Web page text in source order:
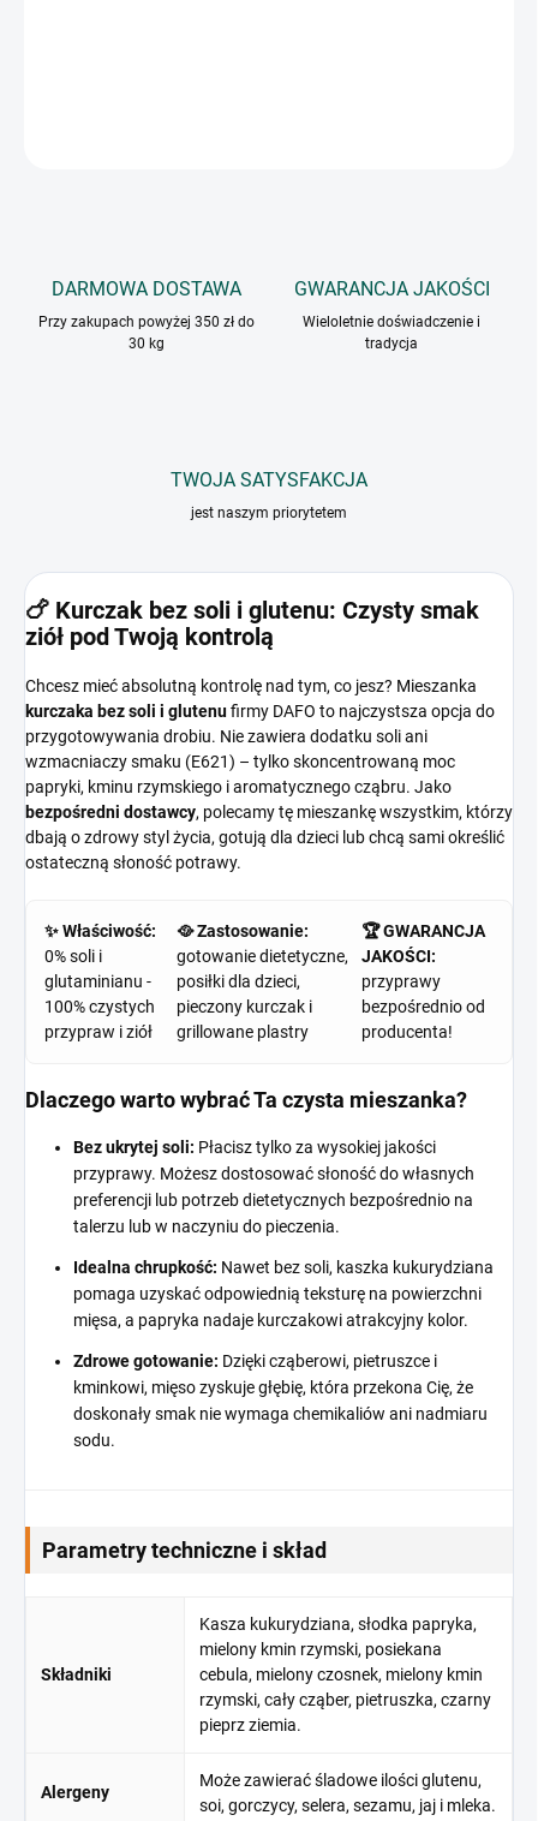
DARMOWA DOSTAWA
Przy zakupach powyżej 350 zł do
30 kg
GWARANCJA JAKOŚCI
Wieloletnie doświadczenie i
tradycja
TWOJA SATYSFAKCJA
jest naszym priorytetem
🍗 Kurczak bez soli i glutenu: Czysty smak
ziół pod Twoją kontrolą
Chcesz mieć absolutną kontrolę nad tym, co jesz? Mieszanka
kurczaka bez soli i glutenufirmy DAFO to najczystsza opcja do
przygotowywania drobiu. Nie zawiera dodatku soli ani
wzmacniaczy smaku (E621) – tylko skoncentrowaną moc
papryki, kminu rzymskiego i aromatycznego cząbru. Jako
bezpośredni dostawcy, polecamy tę mieszankę wszystkim, którzy
dbają o zdrowy styl życia, gotują dla dzieci lub chcą sami określić
ostateczną słoność potrawy.
✨ Właściwość:
0% soli i
glutaminianu -
100% czystych
przypraw i ziół
🥘 Zastosowanie:
gotowanie dietetyczne,
posiłki dla dzieci,
pieczony kurczak i
grillowane plastry
🏆 GWARANCJA
JAKOŚCI:
przyprawy
bezpośrednio od
producenta!
Dlaczego warto wybrać Ta czysta mieszanka?
Bez ukrytej soli: Płacisz tylko za wysokiej jakości
przyprawy. Możesz dostosować słoność do własnych
preferencji lub potrzeb dietetycznych bezpośrednio na
talerzu lub w naczyniu do pieczenia.
Idealna chrupkość: Nawet bez soli, kaszka kukurydziana
pomaga uzyskać odpowiednią teksturę na powierzchni
mięsa, a papryka nadaje kurczakowi atrakcyjny kolor.
Zdrowe gotowanie: Dzięki cząberowi, pietruszce i
kminkowi, mięso zyskuje głębię, która przekona Cię, że
doskonały smak nie wymaga chemikaliów ani nadmiaru
sodu.
Parametry techniczne i skład
Składniki
Kasza kukurydziana, słodka papryka,
mielony kmin rzymski, posiekana
cebula, mielony czosnek, mielony kmin
rzymski, cały cząber, pietruszka, czarny
pieprz ziemia.
Alergeny
Może zawierać śladowe ilości glutenu,
soi, gorczycy, selera, sezamu, jaj i mleka.